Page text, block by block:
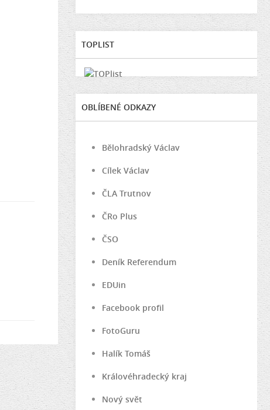
TOPLIST
OBLÍBENÉ ODKAZY
Bělohradský Václav
Cílek Václav
ČLA Trutnov
ČRo Plus
ČSO
Deník Referendum
EDUin
Facebook profil
FotoGuru
Halík Tomáš
Královéhradecký kraj
Nový svět